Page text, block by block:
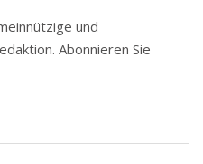
und
Sie